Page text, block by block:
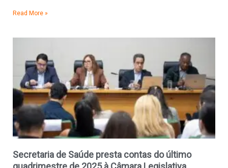
Read More »
Secretaria de Saúde presta contas do último